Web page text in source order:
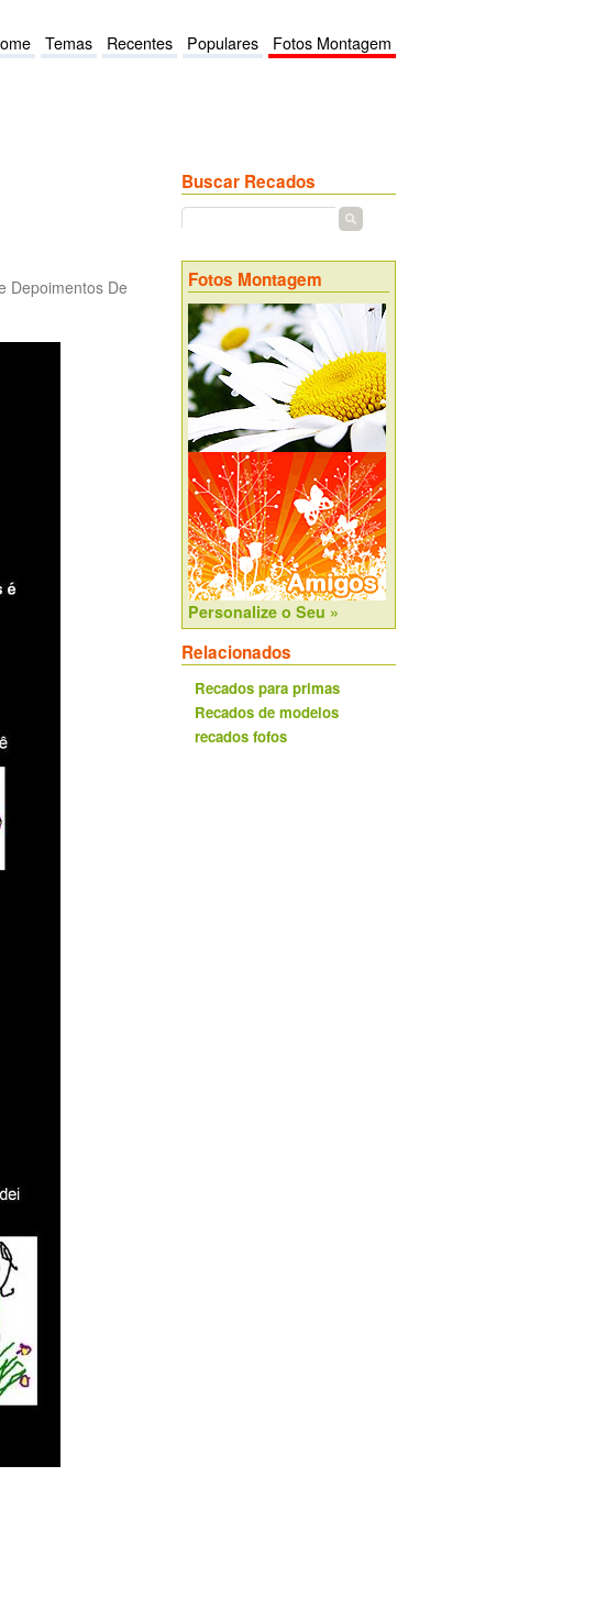
Temas Recentes Populares Fotos Montagem
Depoimentos De
Buscar Recados
Fotos Montagem
Personalize o Seu »
Relacionados
Recados para primas
Recados de modelos
recados fofos